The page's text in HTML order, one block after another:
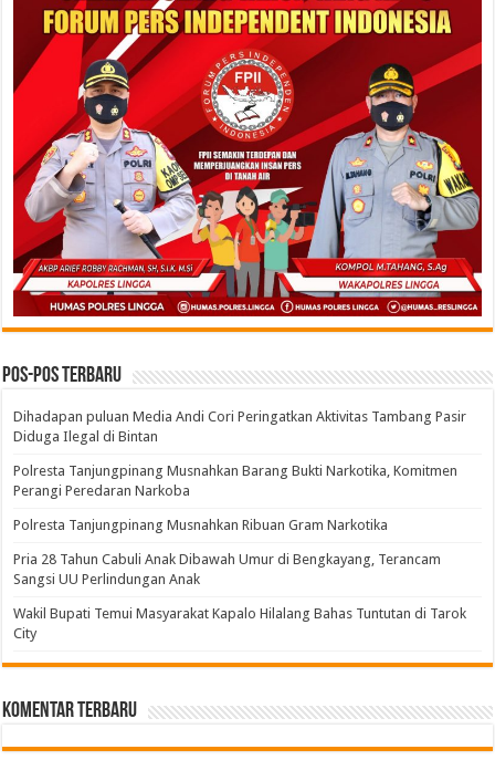
Pos-pos Terbaru
Dihadapan puluan Media Andi Cori Peringatkan Aktivitas Tambang Pasir
Diduga Ilegal di Bintan
Polresta Tanjungpinang Musnahkan Barang Bukti Narkotika, Komitmen
Perangi Peredaran Narkoba
Polresta Tanjungpinang Musnahkan Ribuan Gram Narkotika
Pria 28 Tahun Cabuli Anak Dibawah Umur di Bengkayang, Terancam
Sangsi UU Perlindungan Anak
Wakil Bupati Temui Masyarakat Kapalo Hilalang Bahas Tuntutan di Tarok
City
Komentar Terbaru